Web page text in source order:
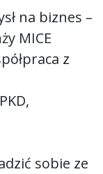
na biznes –
MICE
z
sobie ze